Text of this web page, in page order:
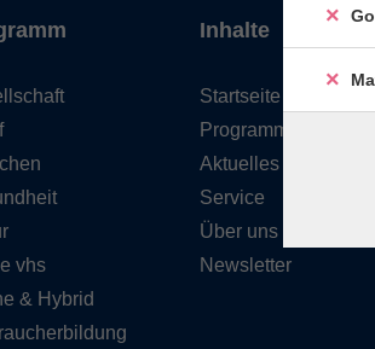
vhs
& Hybrid
Inhalte
Startseite
Programm
Aktuelles
Service
Über uns
Newsletter